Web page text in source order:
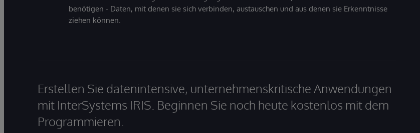
benötigen - Daten, mit denen sie sich verbinden, austauschen und aus denen sie Erkenntnisse
ziehen können.
Erstellen Sie datenintensive, unternehmenskritische Anwendungen
mit InterSystems IRIS. Beginnen Sie noch heute kostenlos mit dem
Programmieren.